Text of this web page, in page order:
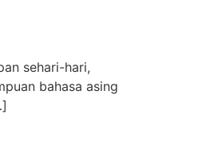
sehari-hari,
bahasa asing